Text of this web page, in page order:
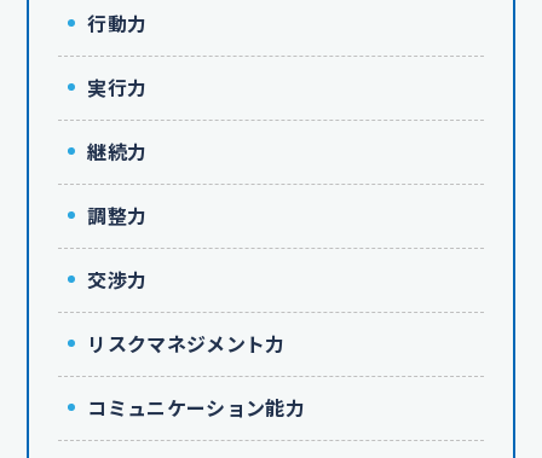
行動力
実行力
継続力
調整力
交渉力
リスクマネジメント力
コミュニケーション能力